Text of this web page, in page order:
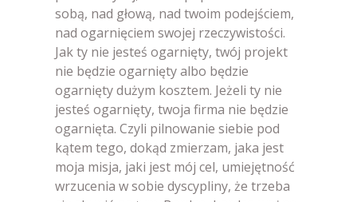
sobą, nad głową, nad twoim podejściem,
nad ogarnięciem swojej rzeczywistości.
Jak ty nie jesteś ogarnięty, twój projekt
nie będzie ogarnięty albo będzie
ogarnięty dużym kosztem. Jeżeli ty nie
jesteś ogarnięty, twoja firma nie będzie
ogarnięta. Czyli pilnowanie siebie pod
kątem tego, dokąd zmierzam, jaka jest
moja misja, jaki jest mój cel, umiejętność
wrzucenia w sobie dyscypliny, że trzeba